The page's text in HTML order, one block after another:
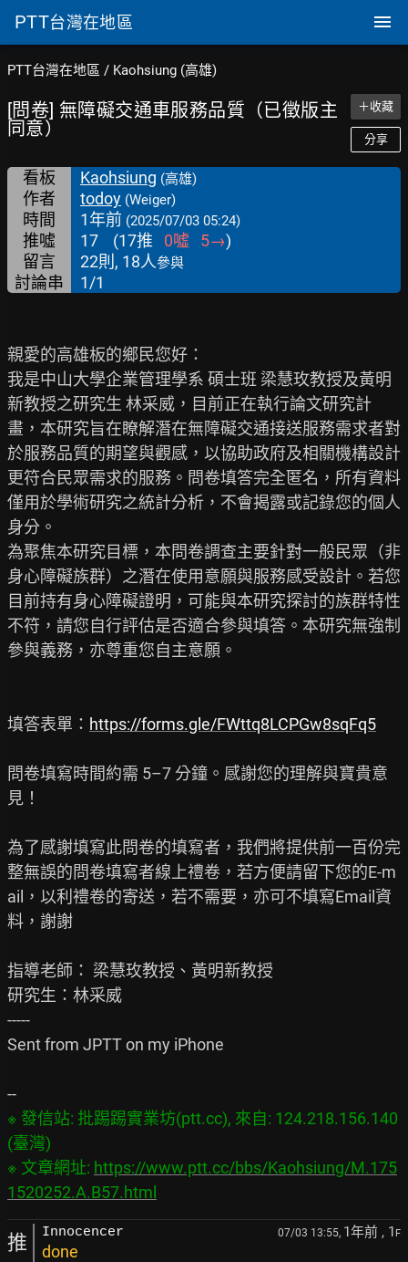
PTT台灣在地區
PTT台灣在地區 / Kaohsiung (高雄)
[問卷] 無障礙交通車服務品質（已徵版主
同意）
＋收藏
分享
看板 Kaohsiung (高雄)
作者 todoy (Weiger)
時間 1年前 (2025/07/03 05:24)
推噓 17 (17推 0噓 5→)
留言
22則, 18人參與
討論串 1/1
親愛的高雄板的鄉民您好：
我是中山大學企業管理學系 碩士班 梁慧玫教授及黃明
新教授之研究生 林采威，目前正在執行論文研究計
畫，本研究旨在瞭解潛在無障礙交通接送服務需求者對
於服務品質的期望與觀感，以協助政府及相關機構設計
更符合民眾需求的服務。問卷填答完全匿名，所有資料
僅用於學術研究之統計分析，不會揭露或記錄您的個人
身分。
為聚焦本研究目標，本問卷調查主要針對一般民眾（非
身心障礙族群）之潛在使用意願與服務感受設計。若您
目前持有身心障礙證明，可能與本研究探討的族群特性
不符，請您自行評估是否適合參與填答。本研究無強制
參與義務，亦尊重您自主意願。
填答表單： https://forms.gle/FWttq8LCPGw8sqFq5
問卷填寫時間約需 5–7 分鐘。感謝您的理解與寶貴意
見！
為了感謝填寫此問卷的填寫者，我們將提供前一百份完
整無誤的問卷填寫者線上禮卷，若方便請留下您的E-m
ail，以利禮卷的寄送，若不需要，亦可不填寫Email資
料，謝謝
指導老師： 梁慧玫教授、黃明新教授
研究生：林采威
-----
Sent from JPTT on my iPhone
※ 發信站: 批踢踢實業坊(ptt.cc), 來自: 124.218.156.140
(臺灣)
※ 文章網址: https://www.ptt.cc/bbs/Kaohsiung/M.175
1520252.A.B57.html
推 Innocencer 07/03 13:55, 1年前 , 1 F
done